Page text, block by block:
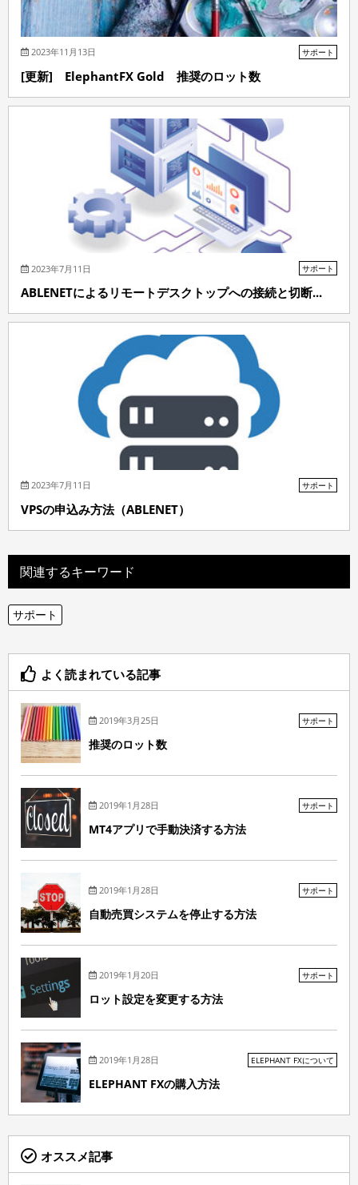
2023年11月13日 サポート
[更新] ElephantFX Gold 推奨のロット数
2023年7月11日 サポート
ABLENETによるリモートデスクトップへの接続と切断...
2023年7月11日 サポート
VPSの申込み方法（ABLENET）
関連するキーワード
サポート
よく読まれている記事
2019年3月25日 サポート
推奨のロット数
2019年1月28日 サポート
MT4アプリで手動決済する方法
2019年1月28日 サポート
自動売買システムを停止する方法
2019年1月20日 サポート
ロット設定を変更する方法
2019年1月28日 ELEPHANT FXについて
ELEPHANT FXの購入方法
オススメ記事